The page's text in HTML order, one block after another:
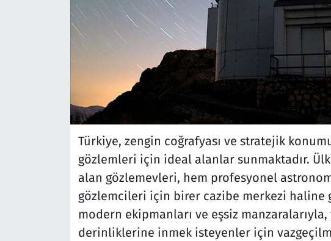
Türkiye, zengin coğrafyası ve stratejik
gözlemleri için ideal alanlar sunmaktadır.
alan gözlemevleri, hem profesyonel
gözlemcileri için birer cazibe merkezi haline
modern ekipmanları ve eşsiz manzaralarıyla,
derinliklerine inmek isteyenler için